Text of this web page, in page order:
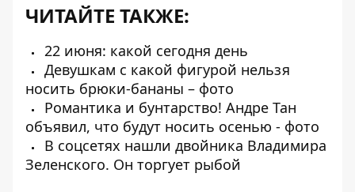
ЧИТАЙТЕ ТАКЖЕ:
22 июня: какой сегодня день
Девушкам с какой фигурой нельзя
носить брюки-бананы – фото
Романтика и бунтарство! Андре Тан
объявил, что будут носить осенью - фото
В соцсетях нашли двойника Владимира
Зеленского. Он торгует рыбой